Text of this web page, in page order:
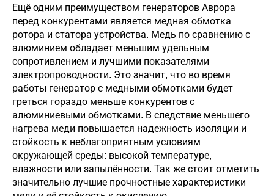
Ещё одним преимуществом генераторов Аврора
перед конкурентами является медная обмотка
ротора и статора устройства. Медь по сравнению с
алюминием обладает меньшим удельным
сопротивлением и лучшими показателями
электропроводности. Это значит, что во время
работы генератор с медными обмотками будет
греться гораздо меньше конкурентов с
алюминиевыми обмотками. В следствие меньшего
нагрева меди повышается надежность изоляции и
стойкость к неблагоприятным условиям
окружающей среды: высокой температуре,
влажности или запылённости. Так же стоит отметить
значительно лучшие прочностные характеристики